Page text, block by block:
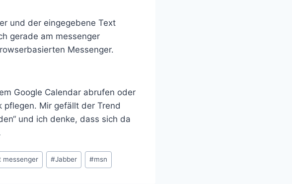
und der eingegebene Text
gerade am messenger
Messenger.
Google Calendar abrufen oder
pflegen. Mir gefällt der Trend
und ich denke, dass sich da
messenger #Jabber #msn